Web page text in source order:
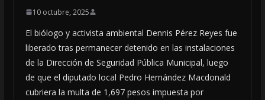
10 octubre, 2025
El biólogo y activista ambiental Dennis Pérez Reyes fue
liberado tras permanecer detenido en las instalaciones
de la Dirección de Seguridad Pública Municipal, luego
de que el diputado local Pedro Hernández Macdonald
cubriera la multa de 1,697 pesos impuesta por